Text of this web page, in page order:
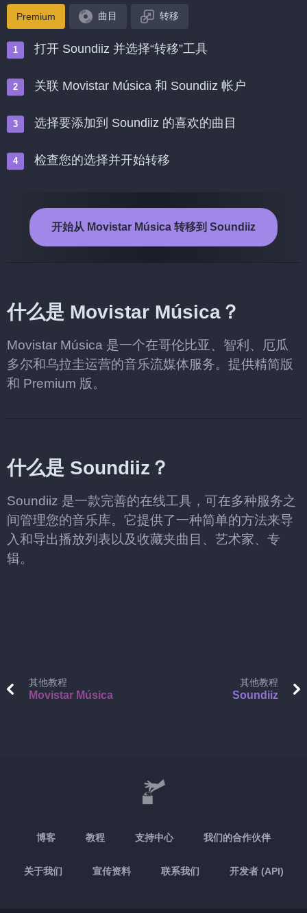
Premium 曲目 转移
打开 Soundiiz 并选择“转移”工具
关联 Movistar Música 和 Soundiiz 帐户
选择要添加到 Soundiiz 的喜欢的曲目
检查您的选择并开始转移
开始从 Movistar Música 转移到 Soundiiz
什么是 Movistar Música？
Movistar Música 是一个在哥伦比亚、智利、厄瓜
多尔和乌拉圭运营的音乐流媒体服务。提供精简版
和 Premium 版。
什么是 Soundiiz？
Soundiiz 是一款完善的在线工具，可在多种服务之
间管理您的音乐库。它提供了一种简单的方法来导
入和导出播放列表以及收藏夹曲目、艺术家、专
辑。
其他教程
Movistar Música
其他教程
Soundiiz
博客 教程 支持中心 我们的合作伙伴
关于我们 宣传资料 联系我们 开发者 (API)